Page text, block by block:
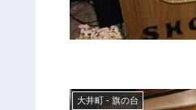
大井町 - 旗の台